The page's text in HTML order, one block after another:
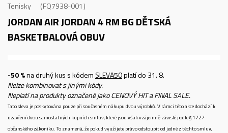
Tenisky FQ7938-001
JORDAN AIR JORDAN 4 RM BGDĚTSKÁ
BASKETBALOVÁ OBUV
-50 %na druhý kus s kódem SLEVA50platí do 31. 8.
Nelze kombinovat s jinými kódy.
Neplatí na produkty označené jako CENOVÝ HIT a FINAL SALE.
Tato sleva je poskytována pouze při současném nákupu dvou výrobků. V rámci této akce dochází k
uzavření dvou samostatných kupních smluv, které jsou však vzájemně závislé podle § 1727
občanského zákoníku. To znamená, že pokud využijete právo odstoupit od jedné z těchto smluv,